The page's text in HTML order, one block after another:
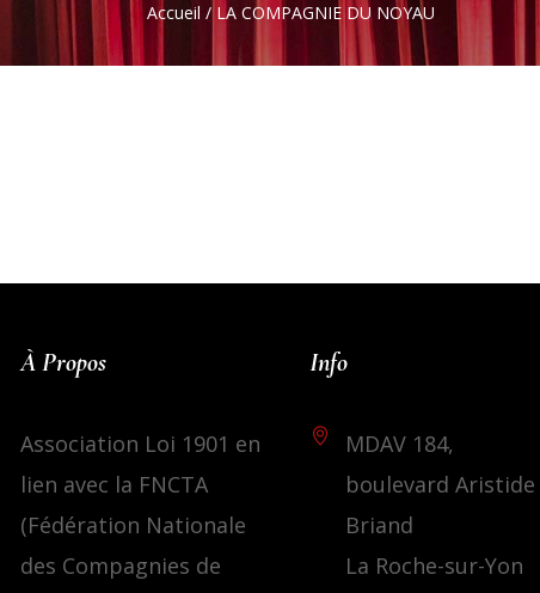
Accueil / LA COMPAGNIE DU NOYAU
À Propos
Association Loi 1901 en
lien avec la FNCTA
(Fédération Nationale
des Compagnies de
Info
MDAV 184,
boulevard Aristide
Briand
La Roche-sur-Yon